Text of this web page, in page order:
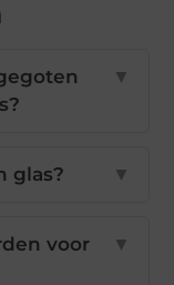
▼
glas? ▼
voor
▼